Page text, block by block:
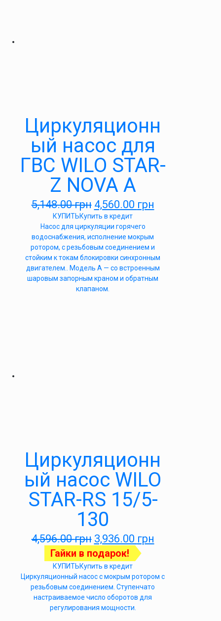
Циркуляционн
ый насос для
ГВС WILO STAR-
Z NOVA A
5,148.00грн 4,560.00 грн
КУПИТЬКупить в кредит
Насос для циркуляции горячего
водоснабжения, исполнение мокрым
ротором, с резьбовым соединением и
стойким к токам блокировки синхронным
двигателем.. Модель А — со встроенным
шаровым запорным краном и обратным
клапаном.
Циркуляционн
ый насос WILO
STAR-RS 15/5-
130
4,596.00грн 3,936.00 грн
Гайки в подарок!
КУПИТЬКупить в кредит
Циркуляционный насос с мокрым ротором с
резьбовым соединением. Ступенчато
настраиваемое число оборотов для
регулирования мощности.